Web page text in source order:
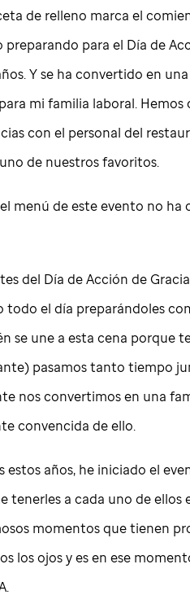
de relleno marca el
preparando para el Día de
Y se ha convertido en
mi familia laboral. Hemos
con el personal del
de nuestros favoritos.
menú de este evento no ha
del Día de Acción de
todo el día preparándoles
se une a esta cena porque
pasamos tanto tiempo
nos convertimos en una
convencida de ello.
estos años, he iniciado el
tenerles a cada uno de ellos
momentos que tienen
los ojos y es en ese